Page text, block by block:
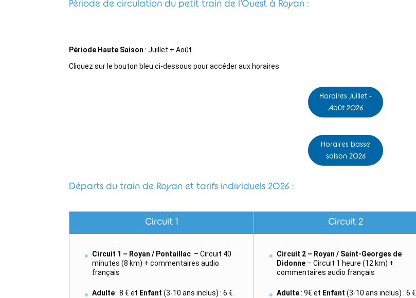
Période de circulation du petit train de l’Ouest à Royan :
Période Haute Saison: Juillet + Août
Cliquez sur le bouton bleu ci-dessous pour accéder aux horaires
Horaires Juillet -
Août 2026
Horaires basse
saison 2026
Départs du train de Royan et tarifs individuels 2026 :
Circuit 1
Circuit 1 – Royan / Pontaillac – Circuit 40
minutes (8 km) + commentaires audio
français
Adulte: 8 € et Enfant (3-10 ans inclus) : 6 €
Circuit 2
Circuit 2 – Royan / Saint-Georges de
Didonne– Circuit 1 heure (12 km) +
commentaires audio français
Adulte: 9€ et Enfant (3-10 ans inclus) : 6 €